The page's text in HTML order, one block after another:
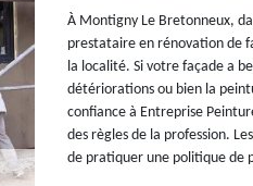
À Montigny Le Bretonneux,
prestataire en rénovation de
la localité. Si votre façade a
détériorations ou bien la
confiance à Entreprise
des règles de la profession.
de pratiquer une politique de